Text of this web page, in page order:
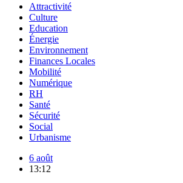
Attractivité
Culture
Education
Énergie
Environnement
Finances Locales
Mobilité
Numérique
RH
Santé
Sécurité
Social
Urbanisme
6 août
13:12